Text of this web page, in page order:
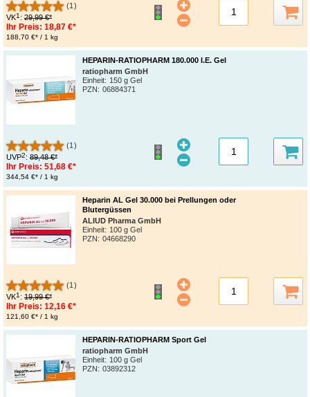
(1)
VK1 : 29,99 €*
Ihr Preis: 18,87 €*
188,70 €* / 1 kg
HEPARIN-RATIOPHARM 180.000 I.E. Gel
ratiopharm GmbH
Einheit: 150 g Gel
PZN: 06884371
(1)
UVP2: 89,48 €*
Ihr Preis: 51,68 €*
344,54 €* / 1 kg
Heparin AL Gel 30.000 bei Prellungen oder
Blutergüssen
ALIUD Pharma GmbH
Einheit: 100 g Gel
PZN: 04668290
(1)
VK1 : 19,99 €*
Ihr Preis: 12,16 €*
121,60 €* / 1 kg
HEPARIN-RATIOPHARM Sport Gel
ratiopharm GmbH
Einheit: 100 g Gel
PZN: 03892312